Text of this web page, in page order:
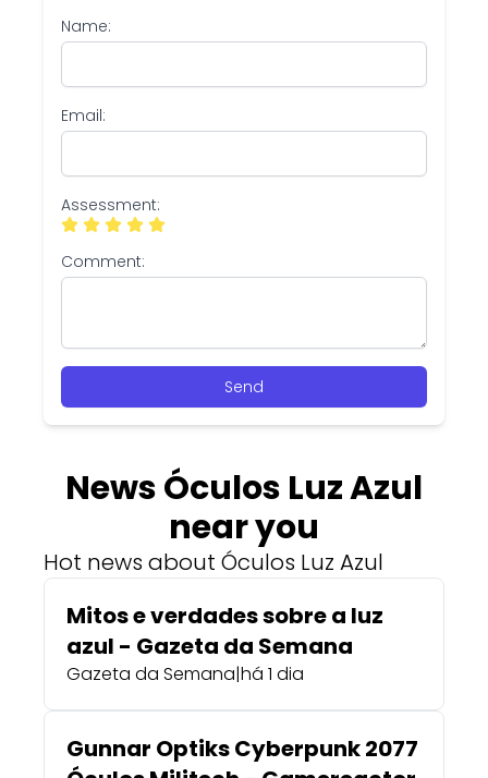
Name:
Email:
Assessment:
Comment:
Send
News Óculos Luz Azul
near you
Hot news about Óculos Luz Azul
Mitos e verdades sobre a luz
azul - Gazeta da Semana
Gazeta da Semana|há 1 dia
Gunnar Optiks Cyberpunk 2077